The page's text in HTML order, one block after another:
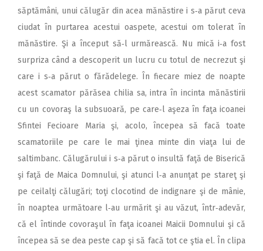
săptămâni, unui călugăr din acea mănăstire i s‑a părut ceva
ciudat în purtarea acestui oaspete, acestui om tolerat în
mănăstire. Şi a început să‑l urmărească. Nu mică i‑a fost
surpriza când a descoperit un lucru cu totul de necrezut şi
care i s‑a părut o fărădelege. În fiecare miez de noapte
acest scamator părăsea chilia sa, intra în incinta mănăstirii
cu un covoraş la subsuoară, pe care‑l aşeza în faţa icoanei
Sfintei Fecioare Maria şi, acolo, începea să facă toate
scamatoriile pe care le mai ţinea minte din viaţa lui de
saltimbanc. Călugărului i s‑a părut o insultă faţă de Biserică
şi faţă de Maica Domnului, şi atunci l‑a anunţat pe stareţ şi
pe ceilalţi călugări; toţi clocotind de indignare şi de mânie,
în noaptea următoare l‑au urmărit şi au văzut, într‑adevăr,
că el întinde covoraşul în faţa icoanei Maicii Domnului şi că
începea să se dea peste cap şi să facă tot ce ştia el. În clipa